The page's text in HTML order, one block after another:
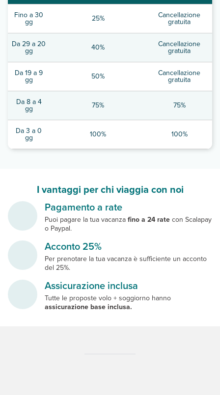
Fino a 30
gg 25% Cancellazione
gratuita
Da 29 a 20
gg 40% Cancellazione
gratuita
Da 19 a 9
gg 50% Cancellazione
gratuita
Da 8 a 4
gg 75% 75%
Da 3 a 0
gg 100% 100%
I vantaggi per chi viaggia con noi
Pagamento a rate
Puoi pagare la tua vacanzafino a 24 ratecon Scalapay
o Paypal.
Acconto 25%
Per prenotare la tua vacanza è sufficiente un acconto
del 25%.
Assicurazione inclusa
Tutte le proposte volo + soggiorno hanno
assicurazione base inclusa.